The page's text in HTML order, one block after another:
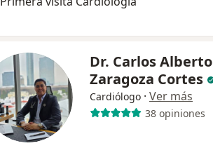
Dr. Carlos Alberto
Zaragoza Cortes
Cardiólogo · Ver más
38 opiniones